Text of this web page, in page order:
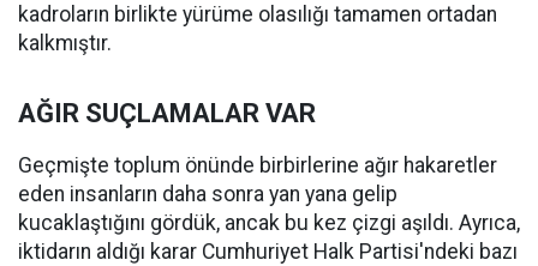
kadroların birlikte yürüme olasılığı tamamen ortadan
kalkmıştır.
AĞIR SUÇLAMALAR VAR
Geçmişte toplum önünde birbirlerine ağır hakaretler
eden insanların daha sonra yan yana gelip
kucaklaştığını gördük, ancak bu kez çizgi aşıldı. Ayrıca,
iktidarın aldığı karar Cumhuriyet Halk Partisi'ndeki bazı